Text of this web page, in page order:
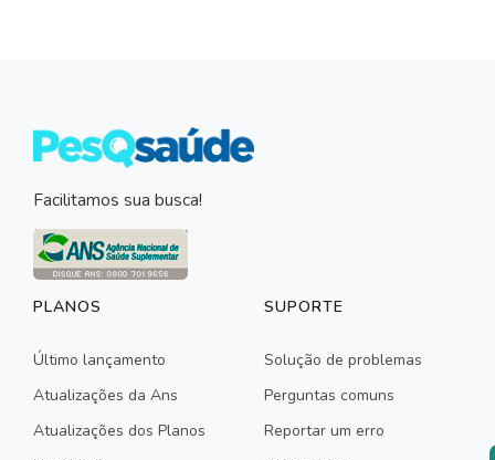
Facilitamos sua busca!
PLANOS
Último lançamento
Atualizações da Ans
Atualizações dos Planos
SUPORTE
Solução de problemas
Perguntas comuns
Reportar um erro